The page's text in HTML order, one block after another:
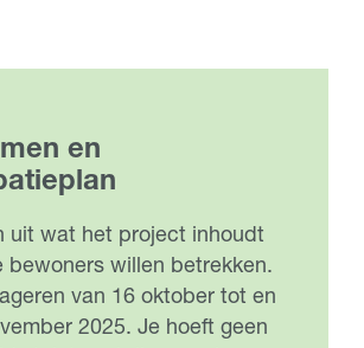
en
uit wat het project inhoudt
bewoners willen betrekken.
van 16 oktober tot en
2025. Je hoeft geen